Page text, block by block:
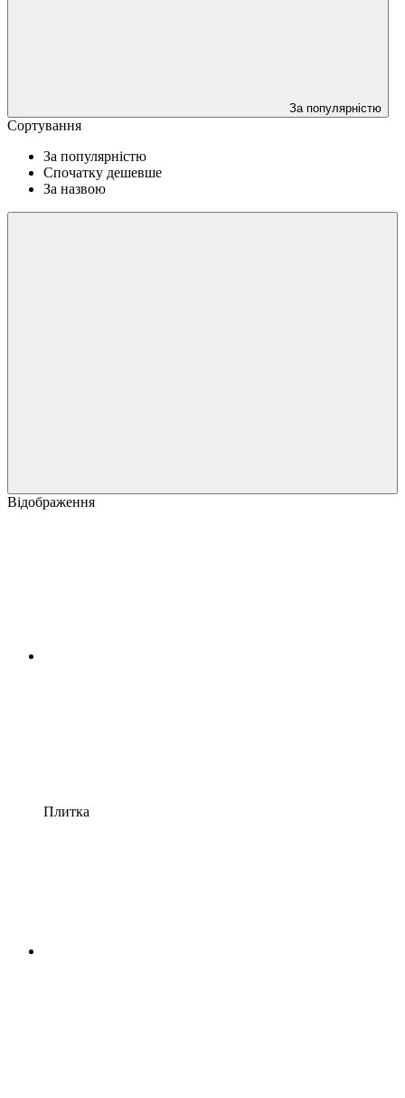
За популярністю
Сортування
За популярністю
Спочатку дешевше
За назвою
Відображення
Плитка